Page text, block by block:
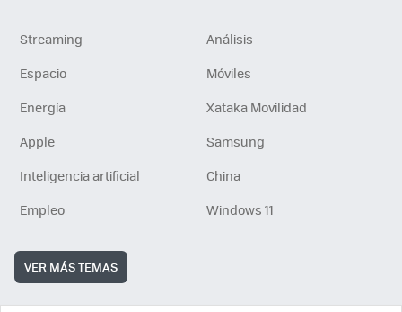
Streaming
Análisis
Espacio
Móviles
Energía
Xataka Movilidad
Apple
Samsung
Inteligencia artificial
China
Empleo
Windows 11
VER MÁS TEMAS